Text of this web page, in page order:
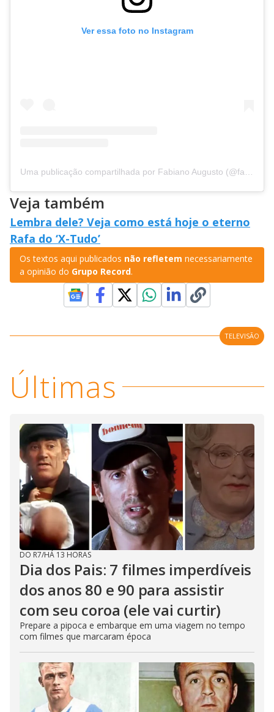
Ver essa foto no Instagram
Veja também
Lembra dele? Veja como está hoje o eterno
Rafa do ‘X-Tudo’
Os textos aqui publicados não refletem necessariamente
a opinião do Grupo Record.
TELEVISÃO
Últimas
DO R7/HÁ 13 HORAS
Dia dos Pais: 7 filmes imperdíveis
dos anos 80 e 90 para assistir
com seu coroa (ele vai curtir)
Prepare a pipoca e embarque em uma viagem no tempo
com filmes que marcaram época